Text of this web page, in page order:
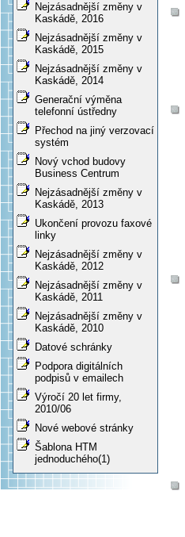
Nejzásadnější změny v
Kaskádě, 2016
Nejzásadnější změny v
Kaskádě, 2015
Nejzásadnější změny v
Kaskádě, 2014
Generační výměna
telefonní ústředny
Přechod na jiný verzovací
systém
Nový vchod budovy
Business Centrum
Nejzásadnější změny v
Kaskádě, 2013
Ukončení provozu faxové
linky
Nejzásadnější změny v
Kaskádě, 2012
Nejzásadnější změny v
Kaskádě, 2011
Nejzásadnější změny v
Kaskádě, 2010
Datové schránky
Podpora digitálních
podpisů v emailech
Výročí 20 let firmy,
2010/06
Nové webové stránky
Šablona HTM
jednoduchého(1)